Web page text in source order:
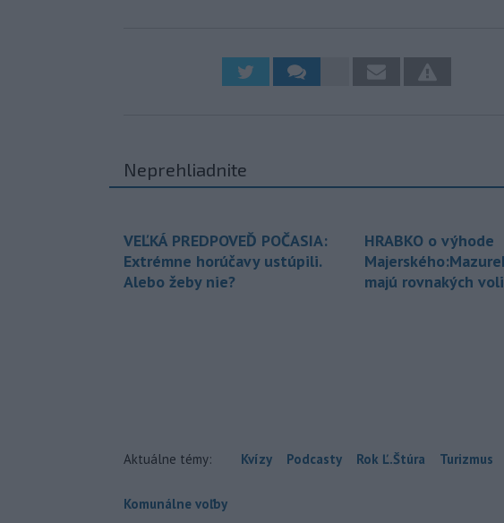
Neprehliadnite
VEĽKÁ PREDPOVEĎ POČASIA:
Extrémne horúčavy ustúpili.
Alebo žeby nie?
HRABKO o výhode
majú rovnakých
Aktuálne témy: Kvízy Podcasty Rok Ľ.Štúra Turizmus
Komunálne voľby